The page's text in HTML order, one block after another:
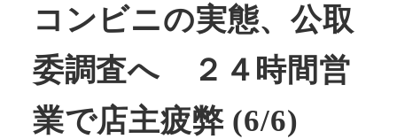
コンビニの実態、公取
委調査へ ２４時間営
業で店主疲弊 (6/6)